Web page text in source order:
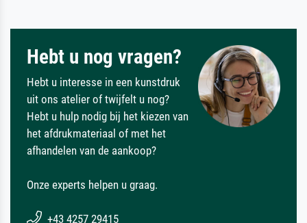
Hebt u nog vragen?
Hebt u interesse in een kunstdruk
uit ons atelier of twijfelt u nog?
Hebt u hulp nodig bij het kiezen van
het afdrukmateriaal of met het
afhandelen van de aankoop?
Onze experts helpen u graag.
+43 4257 29415